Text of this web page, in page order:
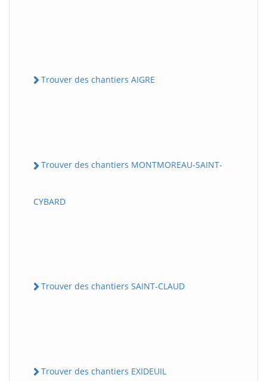
Trouver des chantiers AIGRE
Trouver des chantiers MONTMOREAU-SAINT-
CYBARD
Trouver des chantiers SAINT-CLAUD
Trouver des chantiers EXIDEUIL